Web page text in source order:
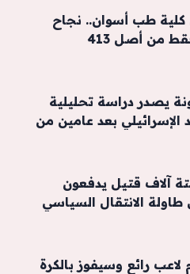
طب أسوان.. نجاح
يصدر دراسة تحليلية
الإسرائيلي بعد عامين من
آلاف قتيل يدفعون
طاولة الانتقال السياسي
لاعب رائع وسيفوز بالكرة